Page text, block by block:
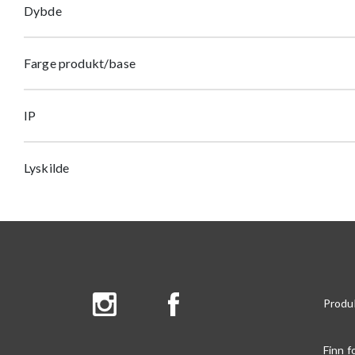
Dybde
Farge produkt/base
IP
Lyskilde
Finn